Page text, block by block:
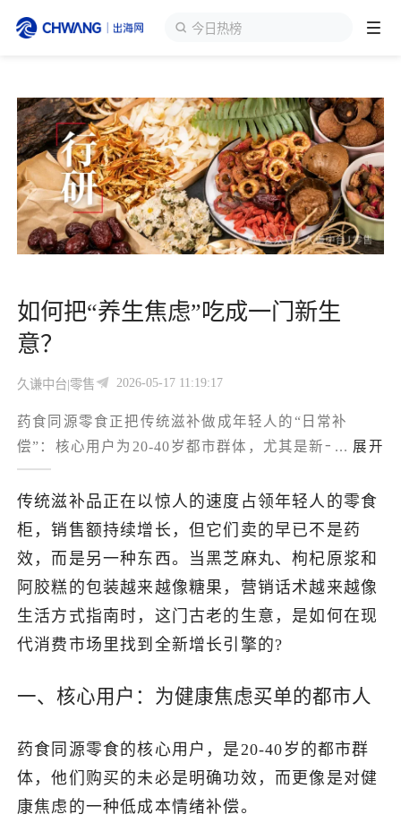
今日热榜
出海服务
出海资讯
出海导航
出海交流群
了解出海网
登录/注册 个人中心
如何把“养生焦虑”吃成一门新生
意？
久谦中台|零售 2026-05-17 11:19:17
药食同源零食正把传统滋补做成年轻人的“日常补
偿”：核心用户为20-40岁都市群体，尤其是新一线年
轻女性与高压职场人，购买动机常是对健康焦虑的低
门槛情绪慰藉；产品通过零食化改造（即食、好口
感、年轻场景、低决策成本）把低频进补变高频消
费，并结合办公室小包、礼盒、周期装与“线上电商
普通食品须严守合规红线，营销回归原料、体验与场
景沟通，长期竞争看品牌力、供应链与持续创新。
... 展开
传统滋补品正在以惊人的速度占领年轻人的零食
柜，销售额持续增长，但它们卖的早已不是药
效，而是另一种东西。当黑芝麻丸、枸杞原浆和
阿胶糕的包装越来越像糖果，营销话术越来越像
生活方式指南时，这门古老的生意，是如何在现
代消费市场里找到全新增长引擎的?
一、核心用户：为健康焦虑买单的都市人
药食同源零食的核心用户，是20-40岁的都市群
体，他们购买的未必是明确功效，而更像是对健
康焦虑的一种低成本情绪补偿。